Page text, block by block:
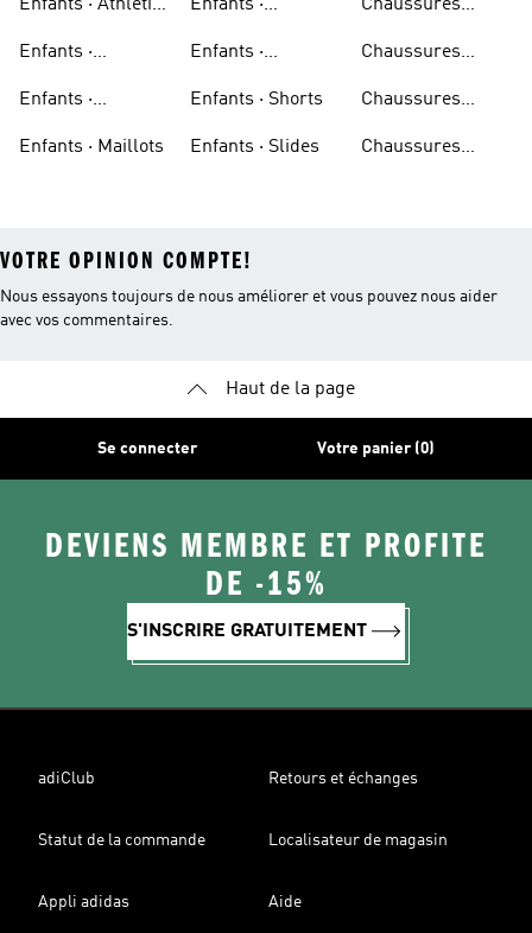
Enfants · Athletic
Enfants ·
Enfants ·
Basketball
Enfants · Maillots
Enfants ·
Enfants ·
Course
Enfants · Shorts
Enfants · Slides
Chaussures
Chaussures
Chaussures
Chaussures
VOTRE OPINION COMPTE!
Nous essayons toujours de nous améliorer et vous pouvez nous aider
avec vos commentaires.
Haut de la page
Se connecter Votre panier (0)
DEVIENS MEMBRE ET PROFITE
DE -15%
S'INSCRIRE GRATUITEMENT
adiClub Retours et échanges
Statut de la commande Localisateur de magasin
Appli adidas Aide